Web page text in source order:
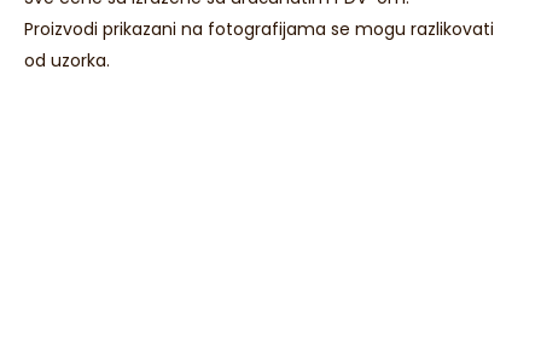
Proizvodi prikazani na fotografijama se mogu razlikovati
od uzorka.